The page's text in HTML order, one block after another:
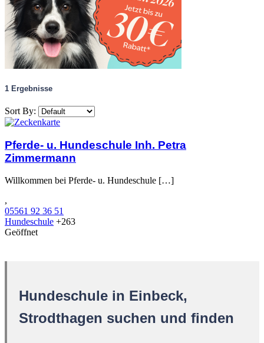
1 Ergebnisse
Sort By:
Pferde- u. Hundeschule Inh. Petra
Zimmermann
Willkommen bei Pferde- u. Hundeschule […]
,
05561 92 36 51
Hundeschule +263
Geöffnet
Hundeschule in Einbeck,
Strodthagen suchen und finden